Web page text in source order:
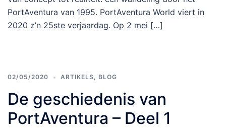
PortAventura van 1995. PortAventura World viert in
2020 z’n 25ste verjaardag. Op 2 mei […]
02/05/2020 ARTIKELS, BLOG
De geschiedenis van
PortAventura – Deel 1